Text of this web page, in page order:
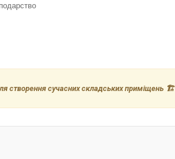
створення сучасних складських приміщень 🏗️